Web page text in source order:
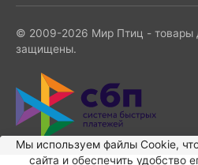
© 2009-2026 Мир Птиц - товары
защищены.
Мы используем файлы Сookie,
сайта и обеспечить удобство